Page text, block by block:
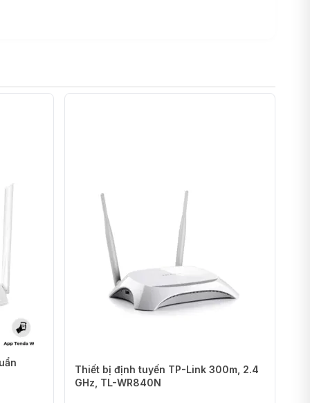
PRO
mang đến phạm vi phủ sóng rộng và tín hiệu mạnh
tuyệt vời. Với anten mạnh mẽ và công nghệ tối ưu, bạn
và ổn định trong mọi ngóc ngách của ngôi nhà hay văn
ngủ, không còn lo lắng về tín hiệu yếu hay mất kết
PRO
Thiết bị định tuyến TP-Link 300m, 2.4
GHz, TL-WR840N